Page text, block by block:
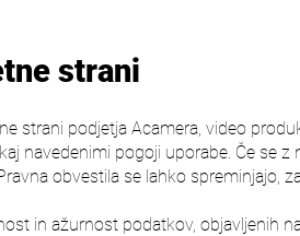
strani
strani podjetja Acamera, video
navedenimi pogoji uporabe. Če se
obvestila se lahko spreminjajo,
in ažurnost podatkov, objavljenih